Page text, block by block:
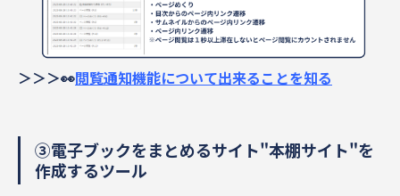
＞＞＞👀閲覧通知機能について出来ることを知る
③電子ブックをまとめるサイト"本棚サイト"を
作成するツール